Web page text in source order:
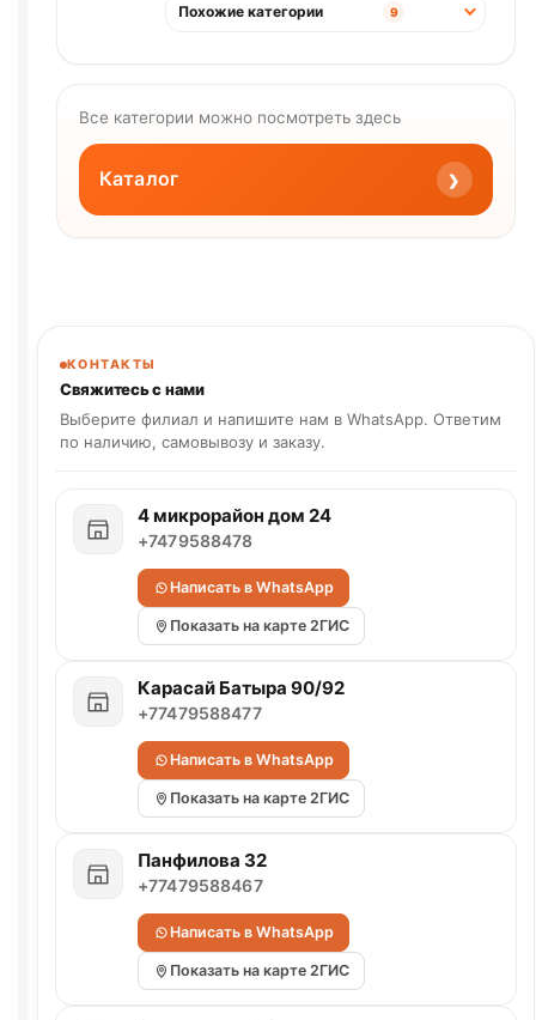
Похожие категории 9
Все категории можно посмотреть здесь
Каталог ›
КОНТАКТЫ
Свяжитесь с нами
Выберите филиал и напишите нам в WhatsApp. Ответим
по наличию, самовывозу и заказу.
4 микрорайон дом 24
+7479588478
Написать в WhatsApp
Показать на карте 2ГИС
Карасай Батыра 90/92
+77479588477
Написать в WhatsApp
Показать на карте 2ГИС
Панфилова 32
+77479588467
Написать в WhatsApp
Показать на карте 2ГИС